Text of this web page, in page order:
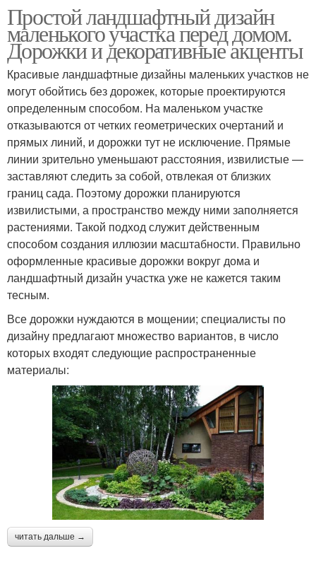
Простой ландшафтный дизайн
маленького участка перед домом.
Дорожки и декоративные акценты
Красивые ландшафтные дизайны маленьких участков не
могут обойтись без дорожек, которые проектируются
определенным способом. На маленьком участке
отказываются от четких геометрических очертаний и
прямых линий, и дорожки тут не исключение. Прямые
линии зрительно уменьшают расстояния, извилистые —
заставляют следить за собой, отвлекая от близких
границ сада. Поэтому дорожки планируются
извилистыми, а пространство между ними заполняется
растениями. Такой подход служит действенным
способом создания иллюзии масштабности. Правильно
оформленные красивые дорожки вокруг дома и
ландшафтный дизайн участка уже не кажется таким
тесным.
Все дорожки нуждаются в мощении; специалисты по
дизайну предлагают множество вариантов, в число
которых входят следующие распространенные
материалы:
читать дальше →